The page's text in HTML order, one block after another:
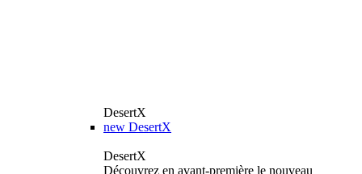
DesertX
new DesertX
DesertX
Découvrez en avant-première le nouveau